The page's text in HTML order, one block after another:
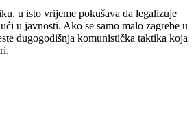
u isto vrijeme pokušava da legalizuje
u javnosti. Ako se samo malo zagrebe u
dugogodišnja komunistička taktika koja